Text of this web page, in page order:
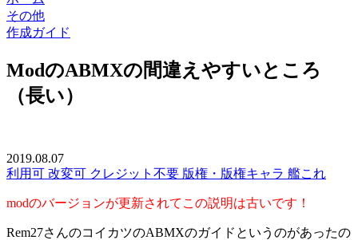
その他
作成ガイド
ModのABMXの間違えやすいところ
（長い）
2019.08.07
利用可 改変可 クレジット不要 版権・版権キャラ 艦これ
modのバージョンが更新されてこの説明は古いです！
Rem27さんのコイカツのABMXのガイドというのがあったの